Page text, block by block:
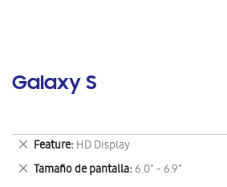
Galaxy S
Feature HD Display
Eliminar
este
artículo
Tamaño de pantalla 6.0" - 6.9"
Eliminar